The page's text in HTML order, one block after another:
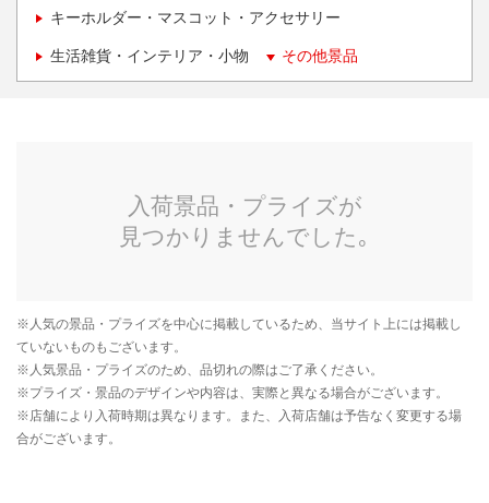
キーホルダー・マスコット・アクセサリー
生活雑貨・インテリア・小物 その他景品